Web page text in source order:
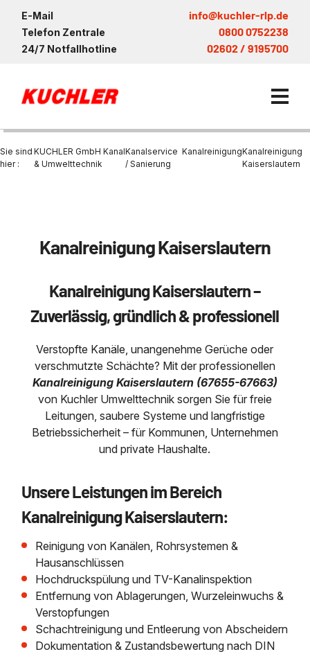
E-Mail info@kuchler-rlp.de
Telefon Zentrale 0800 0752238
24/7 Notfallhotline 02602 / 9195700
Großprofilsanierung
Kanalreinigung
Grubenentleerung
Dükerreinigung
Saugfahrzeug
Entsorgung
Bohrschlamm
Entleerung und Reinigung
Regenrückhaltebecken
Schießstandsanierung -
Geschosssandfang
Entleerung Entsorgung
Prüfung &
Sanierung von
Fettabscheider
Entsorgung
Saugbagger / Luftförderanlage
Be- und Entkiesen von
Faultürmen per
Entleerung und
Saugbagger für Tiefbau
Saugbagger und Pumpen
Fermenter-Entleerung
Regenrückhaltebecken
Entschlammung
Trockensaugen von
Weitere Services mit
Mobile Schlamm-Entwässerung
Nachhaltigkeit & Umwelt
Referenzen
News & Aktuelles
Stellenangebote
Kontakt
Sie sind
hier :
KUCHLER GmbH Kanal
& Umwelttechnik
Kanalservice
/ Sanierung
KanalreinigungKanalreinigung
Kaiserslautern
Kanalreinigung Kaiserslautern
Kanalreinigung Kaiserslautern –
Zuverlässig, gründlich & professionell
Verstopfte Kanäle, unangenehme Gerüche oder
verschmutzte Schächte? Mit der professionellen
Kanalreinigung Kaiserslautern (67655-67663)
von Kuchler Umwelttechnik sorgen Sie für freie
Leitungen, saubere Systeme und langfristige
Betriebssicherheit – für Kommunen, Unternehmen
und private Haushalte.
Unsere Leistungen im Bereich
Kanalreinigung Kaiserslautern:
Reinigung von Kanälen, Rohrsystemen &
Hausanschlüssen
Hochdruckspülung und TV-Kanalinspektion
Entfernung von Ablagerungen, Wurzeleinwuchs &
Verstopfungen
Schachtreinigung und Entleerung von Abscheidern
Dokumentation & Zustandsbewertung nach DIN